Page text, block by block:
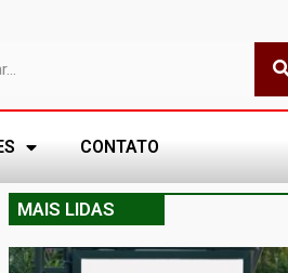
CONTATO
MAIS LIDAS